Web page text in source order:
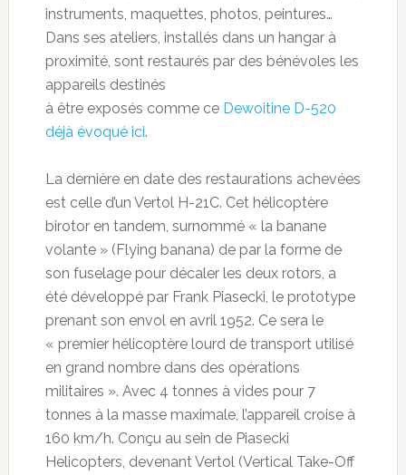
instruments, maquettes, photos, peintures…
Dans ses ateliers, installés dans un hangar à
proximité, sont restaurés par des bénévoles les
appareils destinés
à être exposés comme ce Dewoitine D-520
déjà évoqué ici.
La dernière en date des restaurations achevées
est celle d’un Vertol H-21C. Cet hélicoptère
birotor en tandem, surnommé « la banane
volante » (Flying banana) de par la forme de
son fuselage pour décaler les deux rotors, a
été développé par Frank Piasecki, le prototype
prenant son envol en avril 1952. Ce sera le
« premier hélicoptère lourd de transport utilisé
en grand nombre dans des opérations
militaires ». Avec 4 tonnes à vides pour 7
tonnes à la masse maximale, l’appareil croise à
160 km/h. Conçu au sein de Piasecki
Helicopters, devenant Vertol (Vertical Take-Off